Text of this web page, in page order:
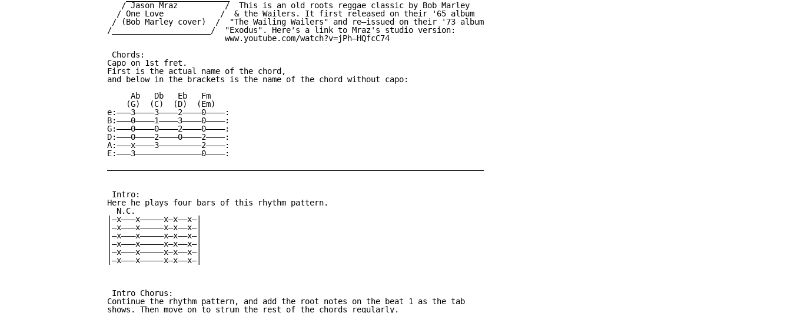
   / Jason Mraz          /  This is an old roots reggae classic by Bob Marley
  / One Love            /  & the Wailers. It first released on their '65 album
/ (Bob Marley cover)  /  "The Wailing Wailers" and re—issued on their '73 album
/_____________________/  "Exodus". Here's a link to Mraz's studio version:
                         www.youtube.com/watch?v=jPh—HQfcC74
Chords:
Capo on 1st fret.
First is the actual name of the chord,
and below in the brackets is the name of the chord without capo:
     Ab   Db   Eb   Fm
    (G)  (C)  (D)  (Em)
e:———3————3————2————0————:
B:———0————1————3————0————:
G:———0————0————2————0————:
D:———0————2————0————2————:
A:———x————3—————————2————:
E:———3——————————————0————:
————————————————————————————————————————————————————————————————————————————————
Intro:
Here he plays four bars of this rhythm pattern.
  N.C.
|—x———x—————x—x——x—|
|—x———x—————x—x——x—|
|—x———x—————x—x——x—|
|—x———x—————x—x——x—|
|—x———x—————x—x——x—|
|—x———x—————x—x——x—|
Intro Chorus:
Continue the rhythm pattern, and add the root notes on the beat 1 as the tab
shows. Then move on to strum the rest of the chords regularly.